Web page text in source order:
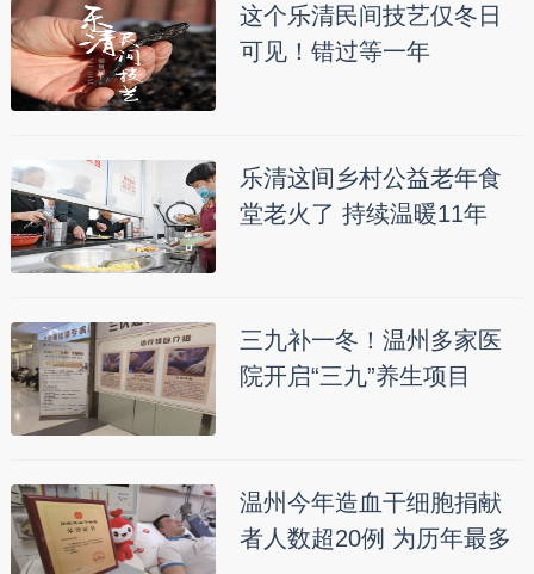
这个乐清民间技艺仅冬日
可见！错过等一年
乐清这间乡村公益老年食
堂老火了 持续温暖11年
三九补一冬！温州多家医
院开启“三九”养生项目
温州今年造血干细胞捐献
者人数超20例 为历年最多